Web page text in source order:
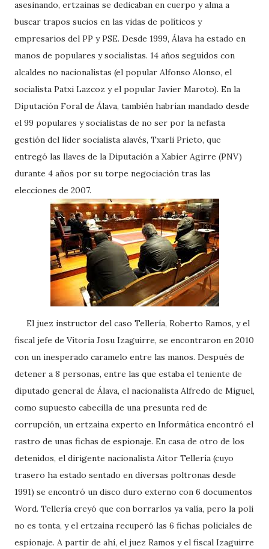
asesinando, ertzainas se dedicaban en cuerpo y alma a
buscar trapos sucios en las vidas de políticos y
empresarios del PP y PSE. Desde 1999, Álava ha estado en
manos de populares y socialistas. 14 años seguidos con
alcaldes no nacionalistas (el popular Alfonso Alonso, el
socialista Patxi Lazcoz y el popular Javier Maroto). En la
Diputación Foral de Álava, también habrían mandado desde
el 99 populares y socialistas de no ser por la nefasta
gestión del líder socialista alavés, Txarli Prieto, que
entregó las llaves de la Diputación a Xabier Agirre (PNV)
durante 4 años por su torpe negociación tras las
elecciones de 2007.
El juez instructor del caso Tellería, Roberto Ramos, y el
fiscal jefe de Vitoria Josu Izaguirre, se encontraron en 2010
con un inesperado caramelo entre las manos. Después de
detener a 8 personas, entre las que estaba el teniente de
diputado general de Álava, el nacionalista Alfredo de Miguel,
como supuesto cabecilla de una presunta red de
corrupción, un ertzaina experto en Informática encontró el
rastro de unas fichas de espionaje. En casa de otro de los
detenidos, el dirigente nacionalista Aitor Tellería (cuyo
trasero ha estado sentado en diversas poltronas desde
1991) se encontró un disco duro externo con 6 documentos
Word. Tellería creyó que con borrarlos ya valía, pero la poli
no es tonta, y el ertzaina recuperó las 6 fichas policiales de
espionaje. A partir de ahí, el juez Ramos y el fiscal Izaguirre